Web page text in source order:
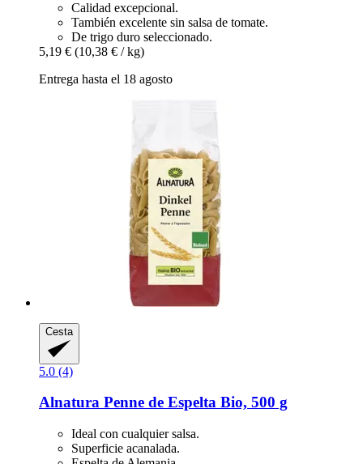
Calidad excepcional.
También excelente sin salsa de tomate.
De trigo duro seleccionado.
5,19 € (10,38 € / kg)
Entrega hasta el 18 agosto
Cesta
5.0 (4)
Alnatura Penne de Espelta Bio, 500 g
Ideal con cualquier salsa.
Superficie acanalada.